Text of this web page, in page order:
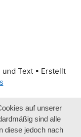
Text• Erstellt
auf unserer
sind alle
diese jedoch nach